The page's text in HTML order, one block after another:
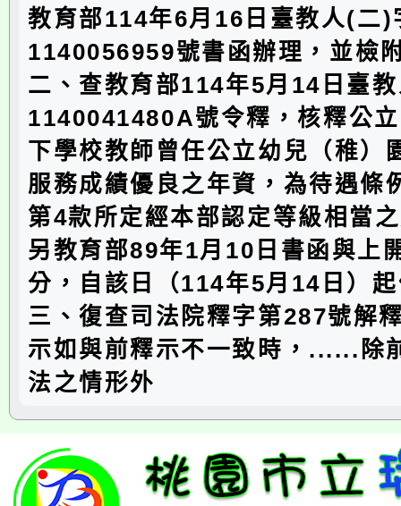
教育部114年6月16日臺教人(二)
1140056959號書函辦理，並檢
二、查教育部114年5月14日臺
1140041480A號令釋，核釋公
下學校教師曾任公立幼兒（稚）
服務成績優良之年資，為待遇條
第4款所定經本部認定等級相當
另教育部89年1月10日書函與上
分，自該日（114年5月14日）
三、復查司法院釋字第287號解
示如與前釋示不一致時，......除
法之情形外